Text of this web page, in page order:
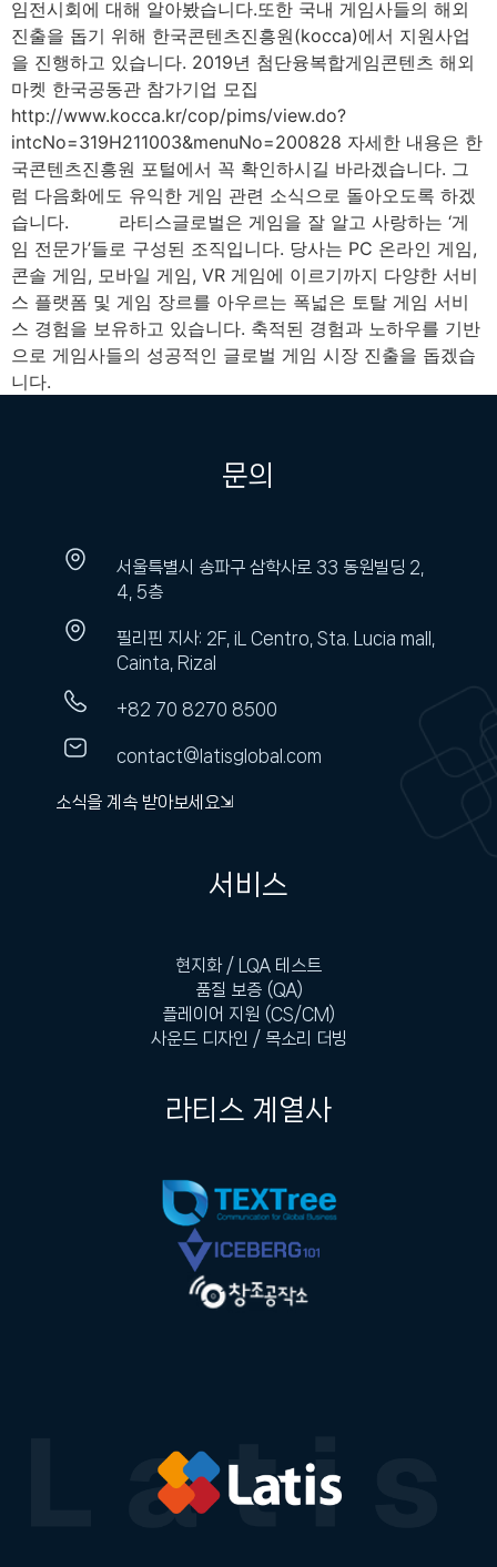
임전시회에 대해 알아봤습니다.또한 국내 게임사들의 해외
진출을 돕기 위해 한국콘텐츠진흥원(kocca)에서 지원사업
을 진행하고 있습니다. 2019년 첨단융복합게임콘텐츠 해외
마켓 한국공동관 참가기업 모집
http://www.kocca.kr/cop/pims/view.do?
intcNo=319H211003&menuNo=200828 자세한 내용은 한
국콘텐츠진흥원 포털에서 꼭 확인하시길 바라겠습니다. 그
럼 다음화에도 유익한 게임 관련 소식으로 돌아오도록 하겠
습니다. 라티스글로벌은 게임을 잘 알고 사랑하는 ‘게
임 전문가’들로 구성된 조직입니다. 당사는 PC 온라인 게임,
콘솔 게임, 모바일 게임, VR 게임에 이르기까지 다양한 서비
스 플랫폼 및 게임 장르를 아우르는 폭넓은 토탈 게임 서비
스 경험을 보유하고 있습니다. 축적된 경험과 노하우를 기반
으로 게임사들의 성공적인 글로벌 게임 시장 진출을 돕겠습
니다.
문의
서울특별시 송파구 삼학사로 33 동원빌딩 2,
4, 5층
필리핀 지사: 2F, iL Centro, Sta. Lucia mall,
Cainta, Rizal
+82 70 8270 8500
contact@latisglobal.com
소식을 계속 받아보세요⇲
서비스
현지화 / LQA 테스트
품질 보증 (QA)
플레이어 지원 (CS/CM)
사운드 디자인 / 목소리 더빙
라티스 계열사